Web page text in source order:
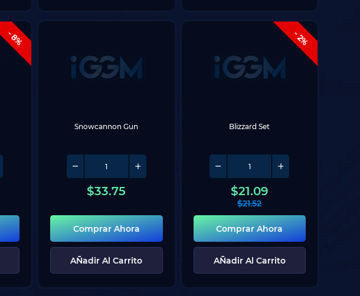
- 8%
Snowcannon Gun
$33.75
Comprar Ahora
AÑadir Al Carrito
- 2%
Blizzard Set
$21.09
$21.52
Comprar Ahora
AÑadir Al Carrito